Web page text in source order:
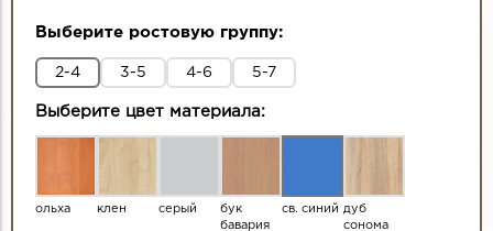
Выберите ростовую группу:
2-4 3-5 4-6 5-7
Выберите цвет материала:
ольха клен серый
бук
бавария
св. синий дуб
сонома